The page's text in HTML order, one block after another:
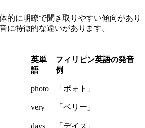
的に明瞭で聞き取りやすい傾向があり
に特徴的な違いがあります。
英単
語
フィリピン英語の発音
例
photo 「ポォト」
very 「ベリー」
days 「デイス」